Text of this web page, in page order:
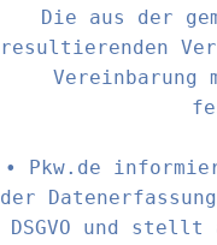
Die aus der
resultierenden
• Pkw.de
der
DSGVO und